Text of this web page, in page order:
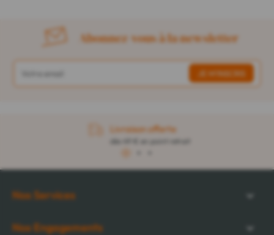
Abonnez-vous à la newsletter
Livraison offerte
dès 49 € en point retrait
Nos Services
Nos Engagements